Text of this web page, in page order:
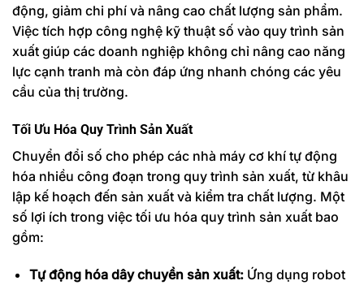
động, giảm chi phí và nâng cao chất lượng sản phẩm.
Việc tích hợp công nghệ kỹ thuật số vào quy trình sản
xuất giúp các doanh nghiệp không chỉ nâng cao năng
lực cạnh tranh mà còn đáp ứng nhanh chóng các yêu
cầu của thị trường.
Tối Ưu Hóa Quy Trình Sản Xuất
Chuyển đổi số cho phép các nhà máy cơ khí tự động
hóa nhiều công đoạn trong quy trình sản xuất, từ khâu
lập kế hoạch đến sản xuất và kiểm tra chất lượng. Một
số lợi ích trong việc tối ưu hóa quy trình sản xuất bao
gồm:
Tự động hóa dây chuyền sản xuất:Ứng dụng robot